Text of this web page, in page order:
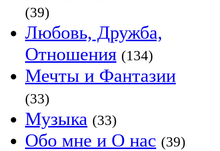
(39)
Любовь, Дружба,
Отношения (134)
Мечты и Фантазии
(33)
Музыка (33)
Обо мне и О нас (39)